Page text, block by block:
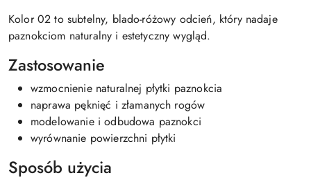
Kolor 02 to subtelny, blado-różowy odcień, który nadaje
paznokciom naturalny i estetyczny wygląd.
Zastosowanie
wzmocnienie naturalnej płytki paznokcia
naprawa pęknięć i złamanych rogów
modelowanie i odbudowa paznokci
wyrównanie powierzchni płytki
Sposób użycia